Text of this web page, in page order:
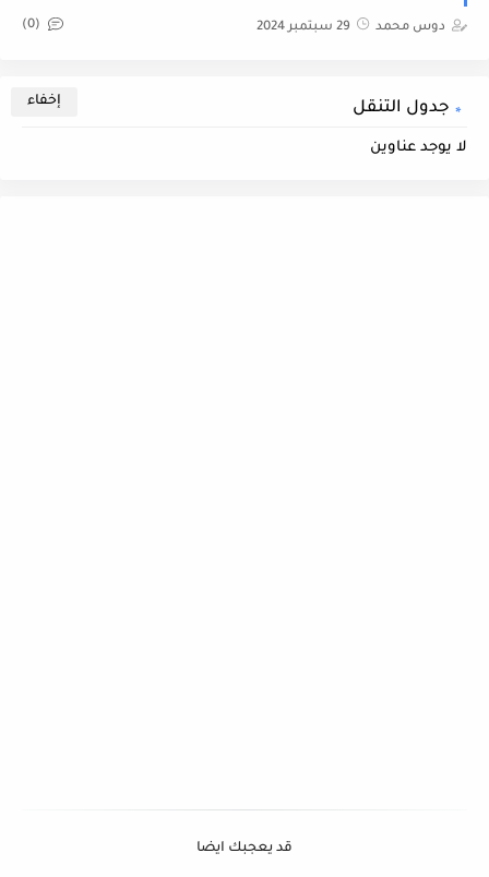
دوس محمد 29 سبتمبر 2024 (0)
جدول التنقل
لا يوجد عناوين
قد يعجبك ايضا